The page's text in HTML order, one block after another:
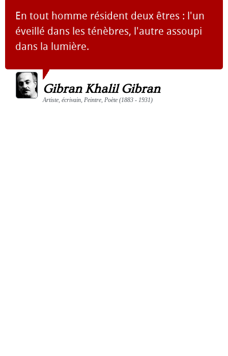
En tout homme résident deux êtres : l'un
éveillé dans les ténèbres, l'autre assoupi
dans la lumière.
Gibran Khalil Gibran
Artiste, écrivain, Peintre, Poète (1883 - 1931)